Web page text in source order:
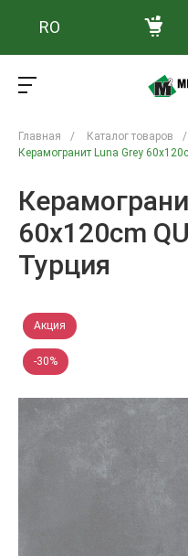
RO
Главная / Каталог товаров /
Керамогранит Luna Grey
60x120cm
Турция
Акция
-30%